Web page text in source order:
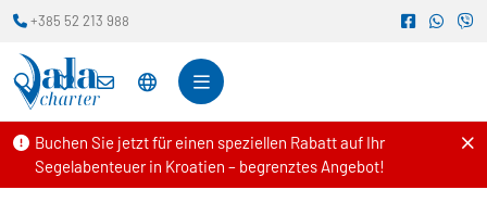
Buchen Sie jetzt für einen speziellen Rabatt auf Ihr
Segelabenteuer in Kroatien – begrenztes Angebot!
+385 52 213 988